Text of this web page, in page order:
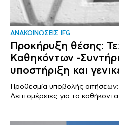
ΑΝΑΚΟΙΝΩΣΕΙΣ IFG
Προκήρυξη θέσης:
Καθηκόντων -
υποστήριξη και
Προθεσμία υποβολής αιτήσεων:
Λεπτομέρειες για τα καθήκοντα